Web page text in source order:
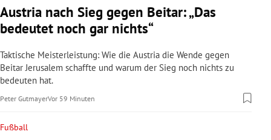
Austria nach Sieg gegen Beitar: „Das
bedeutet noch gar nichts“
Taktische Meisterleistung: Wie die Austria die Wende gegen
Beitar Jerusalem schaffte und warum der Sieg noch nichts zu
bedeuten hat.
Peter GutmayerVor 59 Minuten
Fußball